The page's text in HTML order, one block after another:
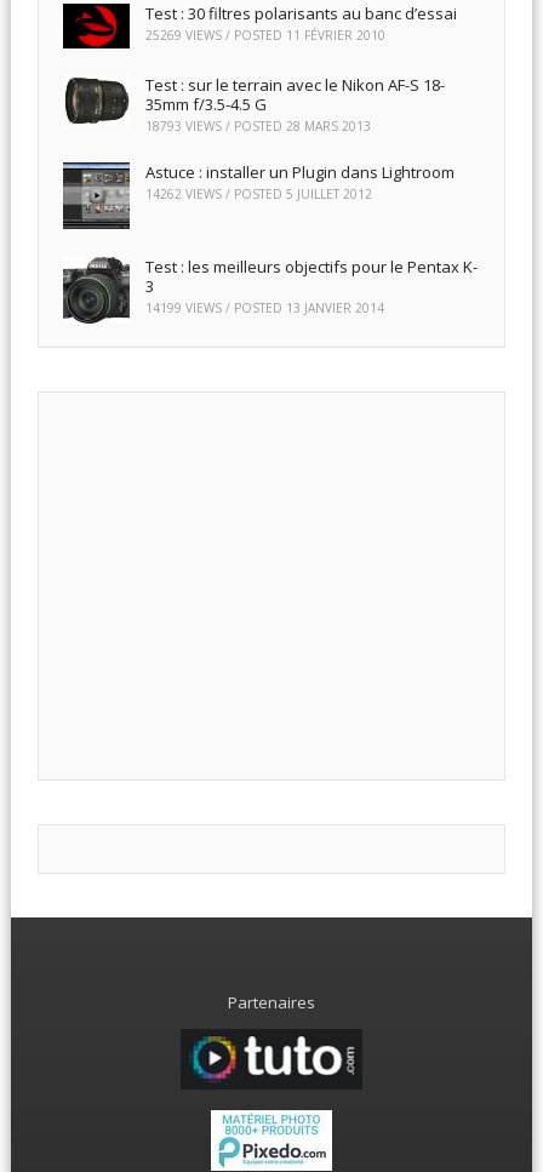
Test : 30 filtres polarisants au banc d’essai
25269 VIEWS / POSTED 11 FÉVRIER 2010
Test : sur le terrain avec le Nikon AF-S 18-
35mm f/3.5-4.5 G
18793 VIEWS / POSTED 28 MARS 2013
Astuce : installer un Plugin dans Lightroom
14262 VIEWS / POSTED 5 JUILLET 2012
Test : les meilleurs objectifs pour le Pentax K-
3
14199 VIEWS / POSTED 13 JANVIER 2014
Partenaires